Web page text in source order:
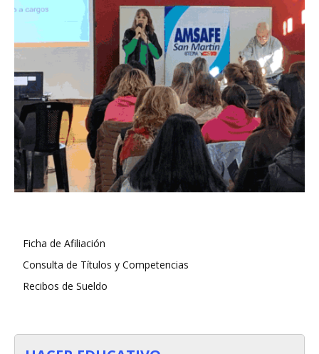
Ficha de Afiliación
Consulta de Títulos y Competencias
Recibos de Sueldo